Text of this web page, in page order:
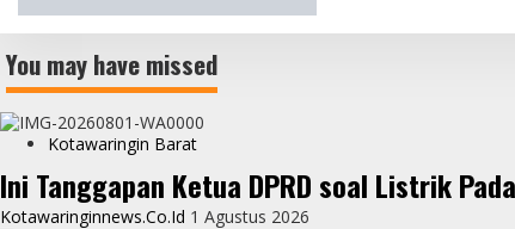
You may have missed
Kotawaringin Barat
Ini Tanggapan Ketua DPRD soal Listrik
Kotawaringinnews.co.id 1 Agustus 2026